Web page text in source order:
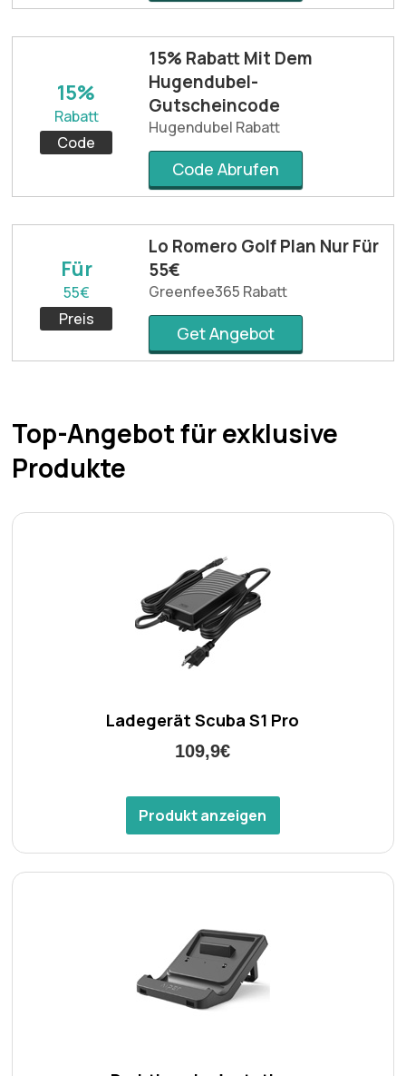
15%
Rabatt
Code
15% Rabatt Mit Dem
Hugendubel-
Gutscheincode
Hugendubel Rabatt
Code Abrufen
Für
55€
Preis
Lo Romero Golf Plan Nur Für
55€
Greenfee365 Rabatt
Get Angebot
Top-Angebot für exklusive
Produkte
Ladegerät Scuba S1 Pro
109,9€
Produkt anzeigen